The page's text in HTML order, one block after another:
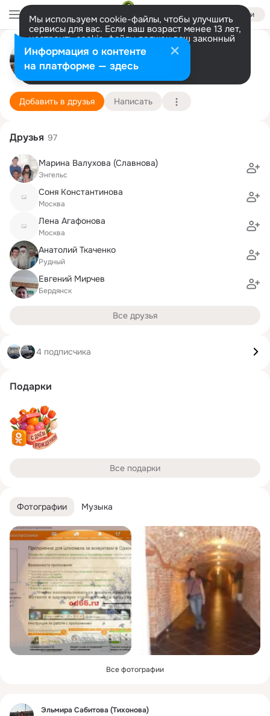
Войти
Мы используем cookie-файлы, чтобы улучшить
сервисы для вас. Если ваш возраст менее 13 лет,
настроить cookie-файлы должен ваш законный
представитель. Больше информации
Разрешить все Настроить
Эльмира Сабитова (Тихонова)
Москва 23 марта Подробнее
Добавить в друзья Написать
Фотографии Музыка
Все фотографии
Фид
Эльмира Сабитова (Тихонова)
Друзья 97
Марина Валухова (Славнова)
Энгельс
Соня Константинова
Москва
Лена Агафонова
Москва
Анатолий Ткаченко
Рудный
Евгений Мирчев
Бердянск
Все друзья
4 подписчика
Подарки
Все подарки
Информация о контенте
на платформе — здесь